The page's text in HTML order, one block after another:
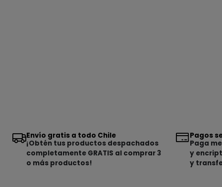
Envío gratis a todo Chile
¡Obtén tus productos despachados
completamente GRATIS al comprar 3
o más productos!
Pagos
Paga
y
y